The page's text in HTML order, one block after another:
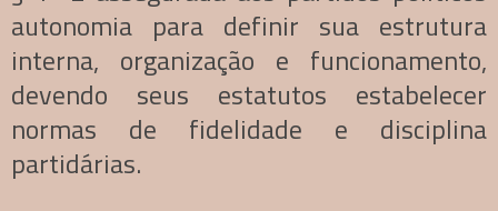
autonomia para definir sua estrutura
interna, organização e funcionamento,
devendo seus estatutos estabelecer
normas de fidelidade e disciplina
partidárias.